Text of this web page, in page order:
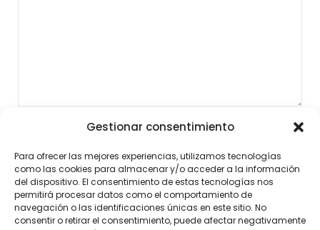
Gestionar consentimiento
Para ofrecer las mejores experiencias, utilizamos tecnologías
como las cookies para almacenar y/o acceder a la información
del dispositivo. El consentimiento de estas tecnologías nos
permitirá procesar datos como el comportamiento de
navegación o las identificaciones únicas en este sitio. No
consentir o retirar el consentimiento, puede afectar negativamente